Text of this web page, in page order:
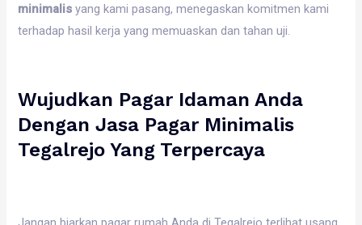
minimalis yang kami pasang, menegaskan komitmen kami
terhadap hasil kerja yang memuaskan dan tahan uji.
Wujudkan Pagar Idaman Anda
Dengan Jasa Pagar Minimalis
Tegalrejo Yang Terpercaya